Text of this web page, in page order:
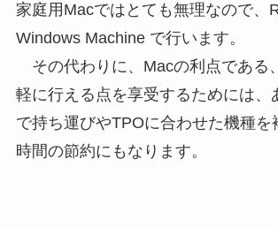
家庭用Macではとても無理なので、
Windows Machine で行います。
その代わりに、Macの利点である
軽に行える点を享受するためには、
で持ち運びやTPOに合わせた機種を
時間の節約にもなります。